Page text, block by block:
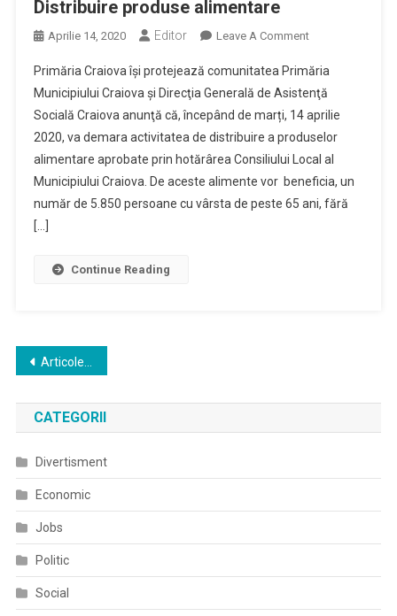
Distribuire produse alimentare
Aprilie 14, 2020 Editor Leave A CommentOn
Produse
Alimentare
Primăria Craiova își protejează comunitatea Primăria
Municipiului Craiova şi Direcţia Generală de Asistenţă
Socială Craiova anunţă că, începând de marți, 14 aprilie
2020, va demara activitatea de distribuire a produselor
alimentare aprobate prin hotărârea Consiliului Local al
Municipiului Craiova. De aceste alimente vor beneficia, un
număr de 5.850 persoane cu vârsta de peste 65 ani, fără
[…]
Continue Reading
Navigare
în
articole
Articole mai vechi
CATEGORII
Divertisment
Economic
Jobs
Politic
Social